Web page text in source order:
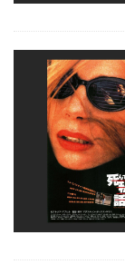
ケイシー
ケイティ・
ケイティ・
ケイティ
ケイトリ
ケイトリ
ケイトリ
ケイト・